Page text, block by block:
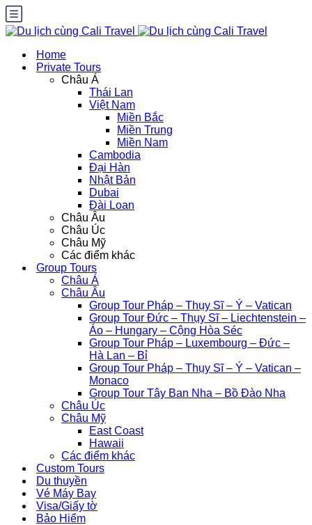
Home
Private Tours
Châu Á
Thái Lan
Việt Nam
Miền Bắc
Miền Trung
Miền Nam
Cambodia
Đại Hàn
Nhật Bản
Dubai
Đài Loan
Châu Âu
Châu Úc
Châu Mỹ
Các điểm khác
Group Tours
Châu Á
Châu Âu
Group Tour Pháp – Thụy Sĩ – Ý – Vatican
Group Tour Đức – Thụy Sĩ – Liechtenstein –
Áo – Hungary – Cộng Hòa Séc
Group Tour Pháp – Luxembourg – Đức –
Hà Lan – Bỉ
Group Tour Pháp – Thụy Sĩ – Ý – Vatican –
Monaco
Group Tour Tây Ban Nha – Bồ Đào Nha
Châu Úc
Châu Mỹ
East Coast
Hawaii
Các điểm khác
Custom Tours
Du thuyền
Vé Máy Bay
Visa/Giấy tờ
Bảo Hiểm